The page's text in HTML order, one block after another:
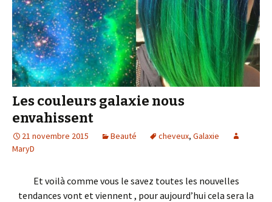
Les couleurs galaxie nous
envahissent
21 novembre 2015 Beauté cheveux, Galaxie
MaryD
Et voilà comme vous le savez toutes les nouvelles
tendances vont et viennent , pour aujourd’hui cela sera la